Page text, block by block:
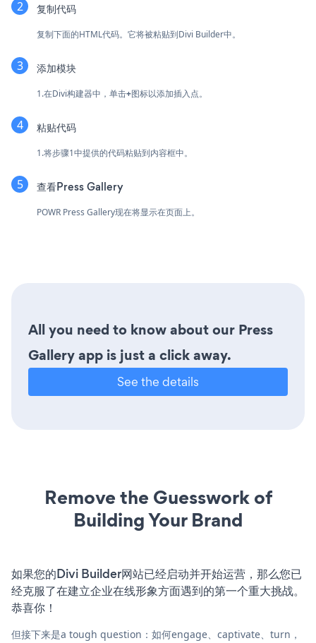
复制代码
复制下面的HTML代码。它将被粘贴到Divi Builder中。
添加模块
1.在Divi构建器中，单击+图标以添加插入点。
粘贴代码
1.将步骤1中提供的代码粘贴到内容框中。
查看Press Gallery
POWR Press Gallery现在将显示在页面上。
All you need to know about our Press
Gallery app is just a click away.
See the details
Remove the Guesswork of
Building Your Brand
如果您的Divi Builder网站已经启动并开始运营，那么您已
经克服了在建立企业在线形象方面遇到的第一个重大挑战。
恭喜你！
但接下来是a tough question：如何engage、captivate、turn，